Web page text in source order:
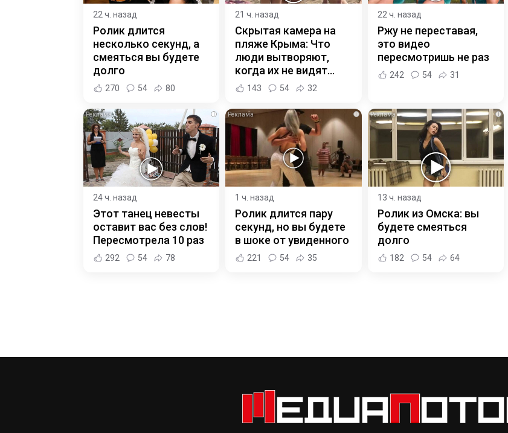
22 ч. назад
Ролик длится
несколько секунд, а
смеяться вы будете
долго
270 54 80
21 ч. назад
Скрытая камера на
пляже Крыма: Что
люди вытворяют,
когда их не видят...
143 54 32
22 ч. назад
Ржу не переставая,
это видео
пересмотришь не раз
242 54 31
i
24 ч. назад
Этот танец невесты
оставит вас без слов!
Пересмотрела 10 раз
292 54 78
i
1 ч. назад
Ролик длится пару
секунд, но вы будете
в шоке от увиденного
221 54 35
i
13 ч. назад
Ролик из Омска: вы
будете смеяться
долго
182 54 64